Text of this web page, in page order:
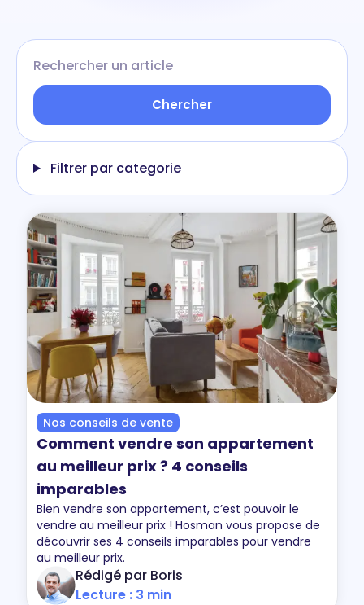
Filtrer par categorie
Nos conseils de vente
Comment vendre son appartement
au meilleur prix ? 4 conseils
imparables
Bien vendre son appartement, c’est pouvoir le
vendre au meilleur prix ! Hosman vous propose de
découvrir ses 4 conseils imparables pour vendre
au meilleur prix.
Rédigé par Boris
Lecture : 3 min